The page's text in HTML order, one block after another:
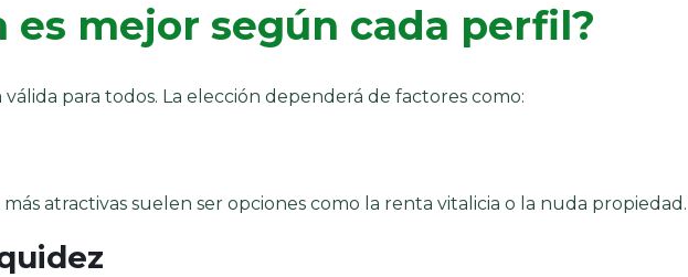
es mejor según cada perfil?
para todos. La elección dependerá de factores como:
atractivas suelen ser opciones como la renta vitalicia o la nuda propiedad.